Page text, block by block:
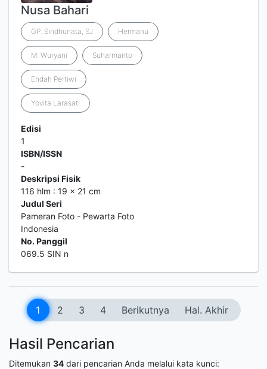
Nusa Bahari
GP. Sindhunata, SJ Hermanu
M. Wuryani Suharmanto
Endah Pertiwi
Yovita Larasati
Edisi
1
ISBN/ISSN
-
Deskripsi Fisik
116 hlm : 19 x 21 cm
Judul Seri
Pameran Foto - Pewarta Foto
Indonesia
No. Panggil
069.5 SIN n
1 2 3 4 Berikutnya Hal. Akhir
Hasil Pencarian
Ditemukan 34 dari pencarian Anda melalui kata kunci: